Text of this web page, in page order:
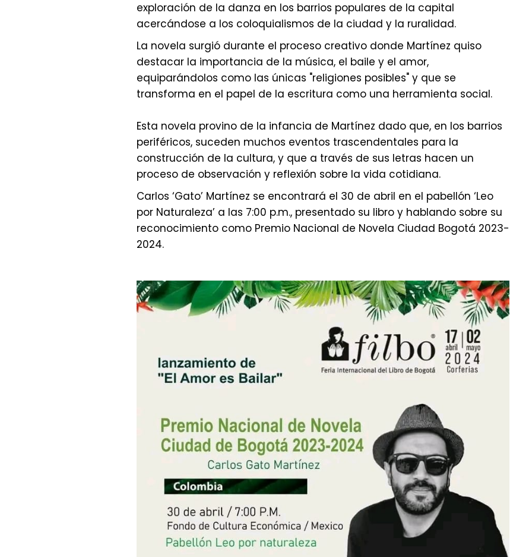
exploración de la danza en los barrios populares de la capital
acercándose a los coloquialismos de la ciudad y la ruralidad.
La novela surgió durante el proceso creativo donde Martínez quiso
destacar la importancia de la música, el baile y el amor,
equiparándolos como las únicas "religiones posibles" y que se
transforma en el papel de la escritura como una herramienta social.
Esta novela provino de la infancia de Martínez dado que, en los barrios
periféricos, suceden muchos eventos trascendentales para la
construcción de la cultura, y que a través de sus letras hacen un
proceso de observación y reflexión sobre la vida cotidiana.
Carlos ‘Gato’ Martínez se encontrará el 30 de abril en el pabellón ‘Leo
por Naturaleza’ a las 7:00 p.m., presentado su libro y hablando sobre su
reconocimiento como Premio Nacional de Novela Ciudad Bogotá 2023-
2024.